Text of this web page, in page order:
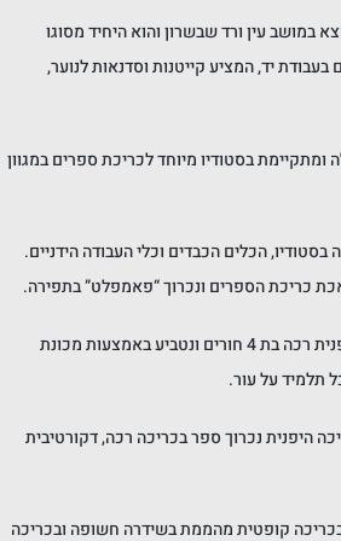
במושב עין ורד שבשרון והוא היחיד מסוגו
יד, המציע קייטנות וסדנאות לנוער,
מיועדת לבני 11 ומעלה ומתקיימת בסטודיו מיוחד לכריכת ספרים במגוון
בסטודיו, הכלים הכבדים וכלי העבודה הידניים.
כריכת הספרים ונכרוך “פאמפלט” בתפירה.
: נתפור ספר בכריכה יפנית רכה בת 4 חורים ונטביע באמצעות מכונת
תלמיד על עור.
היפנית נכרוך ספר בכריכה רכה, דקורטיבית
קופטית מהממת בשידרה חשופה ובכריכה